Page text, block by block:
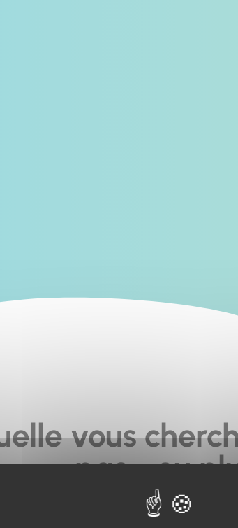
vous
pas... ou
de recherche en haut de page, ou